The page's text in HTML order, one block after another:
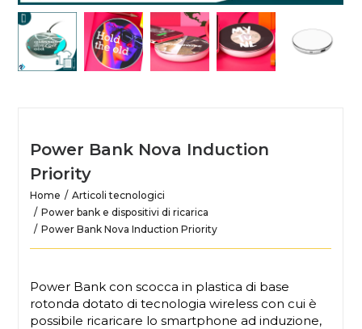
Power Bank Nova Induction
Priority
Home
Articoli tecnologici
Power bank e dispositivi di ricarica
Power Bank Nova Induction Priority
Power Bank con scocca in plastica di base
rotonda dotato di tecnologia wireless con cui è
possibile ricaricare lo smartphone ad induzione,